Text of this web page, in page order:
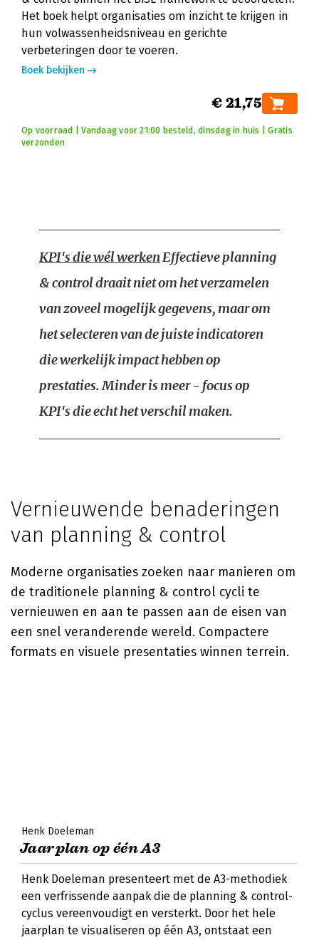
Het boek helpt organisaties om inzicht te krijgen in
hun volwassenheidsniveau en gerichte
verbeteringen door te voeren.
Boek bekijken
€ 21,75
Op voorraad | Vandaag voor 21:00 besteld, dinsdag in huis | Gratis
verzonden
KPI's die wél werkenEffectieve planning
& control draait niet om het verzamelen
van zoveel mogelijk gegevens, maar om
het selecteren van de juiste indicatoren
die werkelijk impact hebben op
prestaties. Minder is meer - focus op
KPI's die echt het verschil maken.
Vernieuwende benaderingen
van planning & control
Moderne organisaties zoeken naar manieren om
de traditionele planning & control cycli te
vernieuwen en aan te passen aan de eisen van
een snel veranderende wereld. Compactere
formats en visuele presentaties winnen terrein.
Henk Doeleman
Jaarplan op één A3
Henk Doeleman presenteert met de A3-methodiek
een verfrissende aanpak die de planning & control-
cyclus vereenvoudigt en versterkt. Door het hele
jaarplan te visualiseren op één A3, ontstaat een